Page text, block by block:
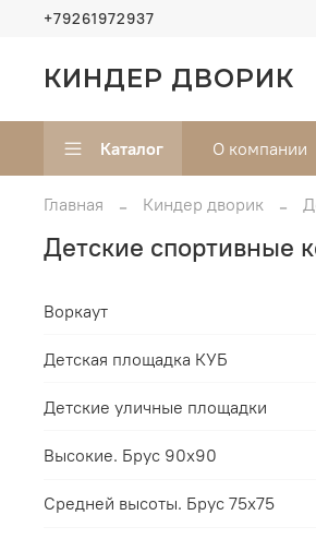
+79261972937
КИНДЕР ДВОРИК
Каталог О компании
Главная Киндер дворик
Детские спортивные
Воркаут
Детская площадка КУБ
Детские уличные площадки
Высокие. Брус 90х90
Средней высоты. Брус 75х75